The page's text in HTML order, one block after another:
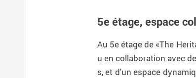
5e étage, espace
Au 5e étage de «The
u en collaboration avec
s, et d'un espace